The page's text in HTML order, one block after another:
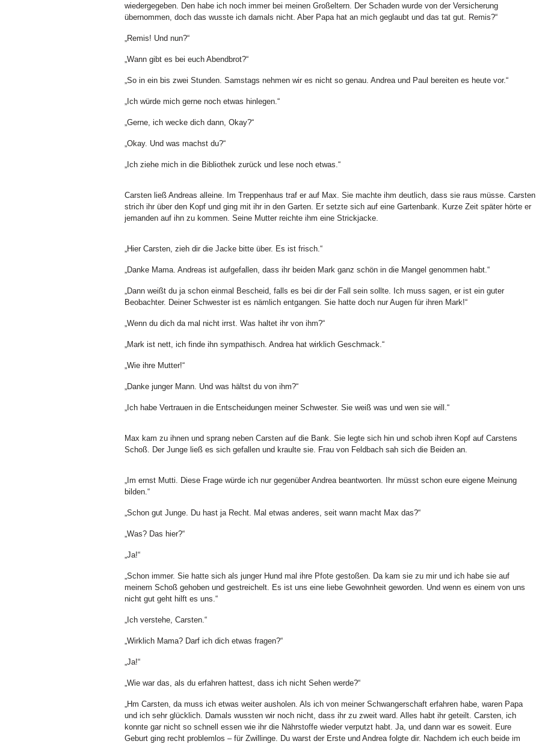
wiedergegeben. Den habe ich noch immer bei meinen Großeltern. Der Schaden wurde von der Versicherung
übernommen, doch das wusste ich damals nicht. Aber Papa hat an mich geglaubt und das tat gut. Remis?“
„Remis! Und nun?“
„Wann gibt es bei euch Abendbrot?“
„So in ein bis zwei Stunden. Samstags nehmen wir es nicht so genau. Andrea und Paul bereiten es heute vor.“
„Ich würde mich gerne noch etwas hinlegen.“
„Gerne, ich wecke dich dann, Okay?“
„Okay. Und was machst du?“
„Ich ziehe mich in die Bibliothek zurück und lese noch etwas.“
Carsten ließ Andreas alleine. Im Treppenhaus traf er auf Max. Sie machte ihm deutlich, dass sie raus müsse. Carsten
strich ihr über den Kopf und ging mit ihr in den Garten. Er setzte sich auf eine Gartenbank. Kurze Zeit später hörte er
jemanden auf ihn zu kommen. Seine Mutter reichte ihm eine Strickjacke.
„Hier Carsten, zieh dir die Jacke bitte über. Es ist frisch.“
„Danke Mama. Andreas ist aufgefallen, dass ihr beiden Mark ganz schön in die Mangel genommen habt.“
„Dann weißt du ja schon einmal Bescheid, falls es bei dir der Fall sein sollte. Ich muss sagen, er ist ein guter
Beobachter. Deiner Schwester ist es nämlich entgangen. Sie hatte doch nur Augen für ihren Mark!“
„Wenn du dich da mal nicht irrst. Was haltet ihr von ihm?“
„Mark ist nett, ich finde ihn sympathisch. Andrea hat wirklich Geschmack.“
„Wie ihre Mutter!“
„Danke junger Mann. Und was hältst du von ihm?“
„Ich habe Vertrauen in die Entscheidungen meiner Schwester. Sie weiß was und wen sie will.“
Max kam zu ihnen und sprang neben Carsten auf die Bank. Sie legte sich hin und schob ihren Kopf auf Carstens
Schoß. Der Junge ließ es sich gefallen und kraulte sie. Frau von Feldbach sah sich die Beiden an.
„Im ernst Mutti. Diese Frage würde ich nur gegenüber Andrea beantworten. Ihr müsst schon eure eigene Meinung
bilden.“
„Schon gut Junge. Du hast ja Recht. Mal etwas anderes, seit wann macht Max das?“
„Was? Das hier?“
„Ja!“
„Schon immer. Sie hatte sich als junger Hund mal ihre Pfote gestoßen. Da kam sie zu mir und ich habe sie auf
meinem Schoß gehoben und gestreichelt. Es ist uns eine liebe Gewohnheit geworden. Und wenn es einem von uns
nicht gut geht hilft es uns.“
„Ich verstehe, Carsten.“
„Wirklich Mama? Darf ich dich etwas fragen?“
„Ja!“
„Wie war das, als du erfahren hattest, dass ich nicht Sehen werde?“
„Hm Carsten, da muss ich etwas weiter ausholen. Als ich von meiner Schwangerschaft erfahren habe, waren Papa
und ich sehr glücklich. Damals wussten wir noch nicht, dass ihr zu zweit ward. Alles habt ihr geteilt. Carsten, ich
konnte gar nicht so schnell essen wie ihr die Nährstoffe wieder verputzt habt. Ja, und dann war es soweit. Eure
Geburt ging recht problemlos – für Zwillinge. Du warst der Erste und Andrea folgte dir. Nachdem ich euch beide im